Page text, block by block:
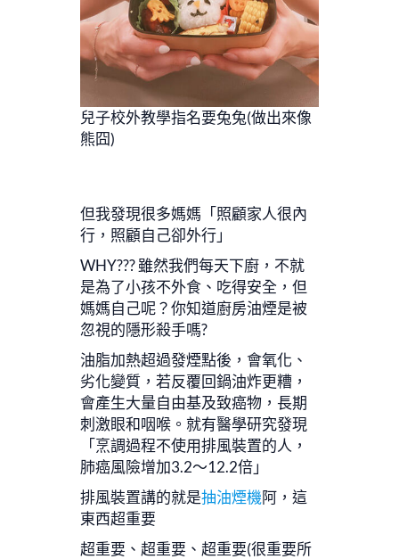
兒子校外教學指名要兔兔(做出來像
熊囧)
但我發現很多媽媽「照顧家人很內
行，照顧自己卻外行」
WHY??? 雖然我們每天下廚，不就
是為了小孩不外食、吃得安全，但
媽媽自己呢？你知道廚房油煙是被
忽視的隱形殺手嗎?
油脂加熱超過發煙點後，會氧化、
劣化變質，若反覆回鍋油炸更糟，
會產生大量自由基及致癌物，長期
刺激眼和咽喉。就有醫學研究發現
「烹調過程不使用排風裝置的人，
肺癌風險增加3.2～12.2倍」
排風裝置講的就是抽油煙機阿，這
東西超重要
超重要、超重要、超重要(很重要所